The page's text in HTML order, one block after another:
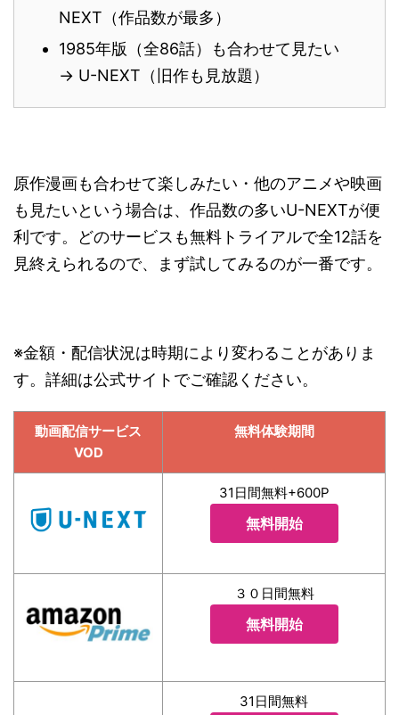
NEXT（作品数が最多）
1985年版（全86話）も合わせて見たい
→ U-NEXT（旧作も見放題）
原作漫画も合わせて楽しみたい・他のアニメや映画
も見たいという場合は、作品数の多いU-NEXTが便
利です。どのサービスも無料トライアルで全12話を
見終えられるので、まず試してみるのが一番です。
※金額・配信状況は時期により変わることがありま
す。詳細は公式サイトでご確認ください。
動画配信サービス
VOD
無料体験期間
31日間無料+600P
無料開始
３０日間無料
無料開始
31日間無料